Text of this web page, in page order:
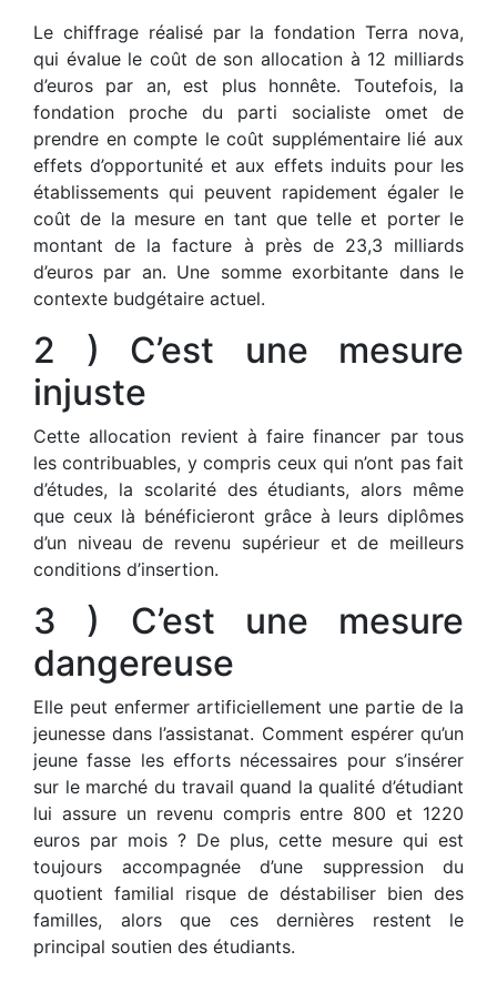
Le chiffrage réalisé par la fondation Terra nova,
qui évalue le coût de son allocation à 12 milliards
d’euros par an, est plus honnête. Toutefois, la
fondation proche du parti socialiste omet de
prendre en compte le coût supplémentaire lié aux
effets d’opportunité et aux effets induits pour les
établissements qui peuvent rapidement égaler le
coût de la mesure en tant que telle et porter le
montant de la facture à près de 23,3 milliards
d’euros par an. Une somme exorbitante dans le
contexte budgétaire actuel.
2 ) C’est une mesure
injuste
Cette allocation revient à faire financer par tous
les contribuables, y compris ceux qui n’ont pas fait
d’études, la scolarité des étudiants, alors même
que ceux là bénéficieront grâce à leurs diplômes
d’un niveau de revenu supérieur et de meilleurs
conditions d’insertion.
3 ) C’est une mesure
dangereuse
Elle peut enfermer artificiellement une partie de la
jeunesse dans l’assistanat. Comment espérer qu’un
jeune fasse les efforts nécessaires pour s’insérer
sur le marché du travail quand la qualité d’étudiant
lui assure un revenu compris entre 800 et 1220
euros par mois ? De plus, cette mesure qui est
toujours accompagnée d’une suppression du
quotient familial risque de déstabiliser bien des
familles, alors que ces dernières restent le
principal soutien des étudiants.